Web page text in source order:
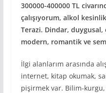
300000-400000 TL
çalışıyorum, alkol
Terazi. Dindar,
modern, romantik ve
İlgi alanlarım arasında
internet, kitap okumak,
pişirmek var. Bilim-